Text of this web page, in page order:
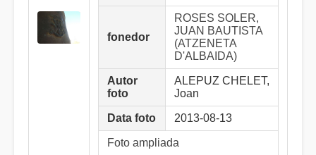
fonedor
ROSES SOLER,
JUAN BAUTISTA
(ATZENETA
D'ALBAIDA)
Autor
foto
ALEPUZ CHELET,
Joan
Data foto 2013-08-13
Foto ampliada